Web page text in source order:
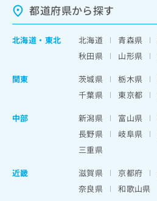
都道府県から探す
北海道 ・ 東北 北海道 青森県
秋田県
山形県
関東
茨城県 栃木県
千葉県
東京都
中部
新潟県 富山県
長野県
岐阜県
三重県
近畿
滋賀県 京都府
奈良県
和歌山県